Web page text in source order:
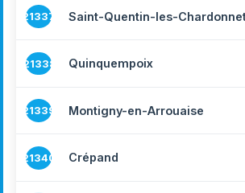
21337 Saint-Quentin-les-
21338 Quinquempoix
21339 Montigny-en-Arrouaise
21340 Crépand